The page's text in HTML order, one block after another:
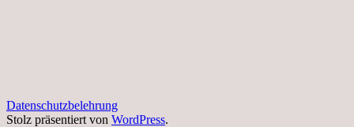
Datenschutzbelehrung
Stolz präsentiert von WordPress.